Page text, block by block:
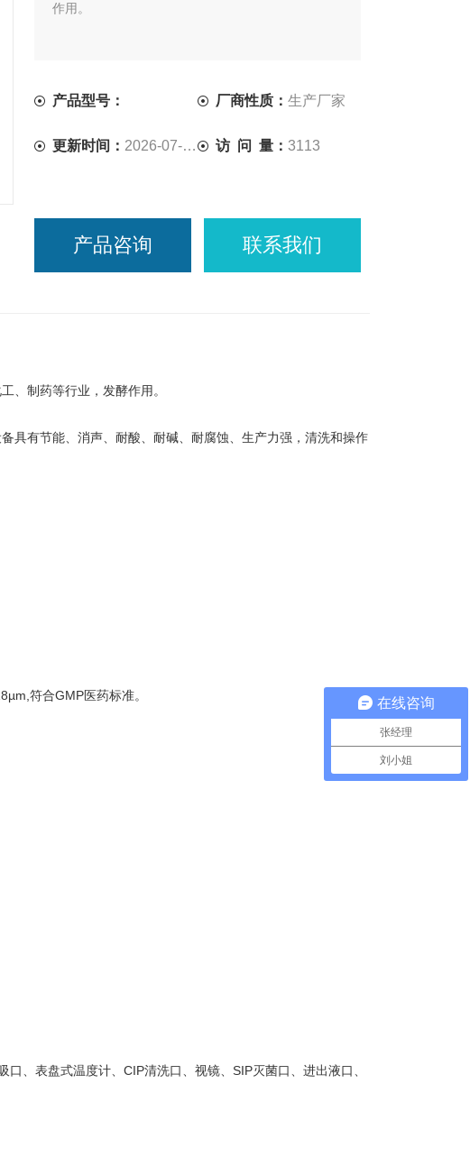
作用。
产品型号： 厂商性质：生产厂家
更新时间： 2026-07-17 访 问 量：3113
产品咨询 联系我们
制药等行业，发酵作用。
有节能、消声、耐酸、耐碱、耐腐蚀、生产力强，清洗和操作
符合GMP医药标准。
表盘式温度计、CIP清洗口、视镜、SIP灭菌口、进出液口、
在线咨询
张经理
刘小姐